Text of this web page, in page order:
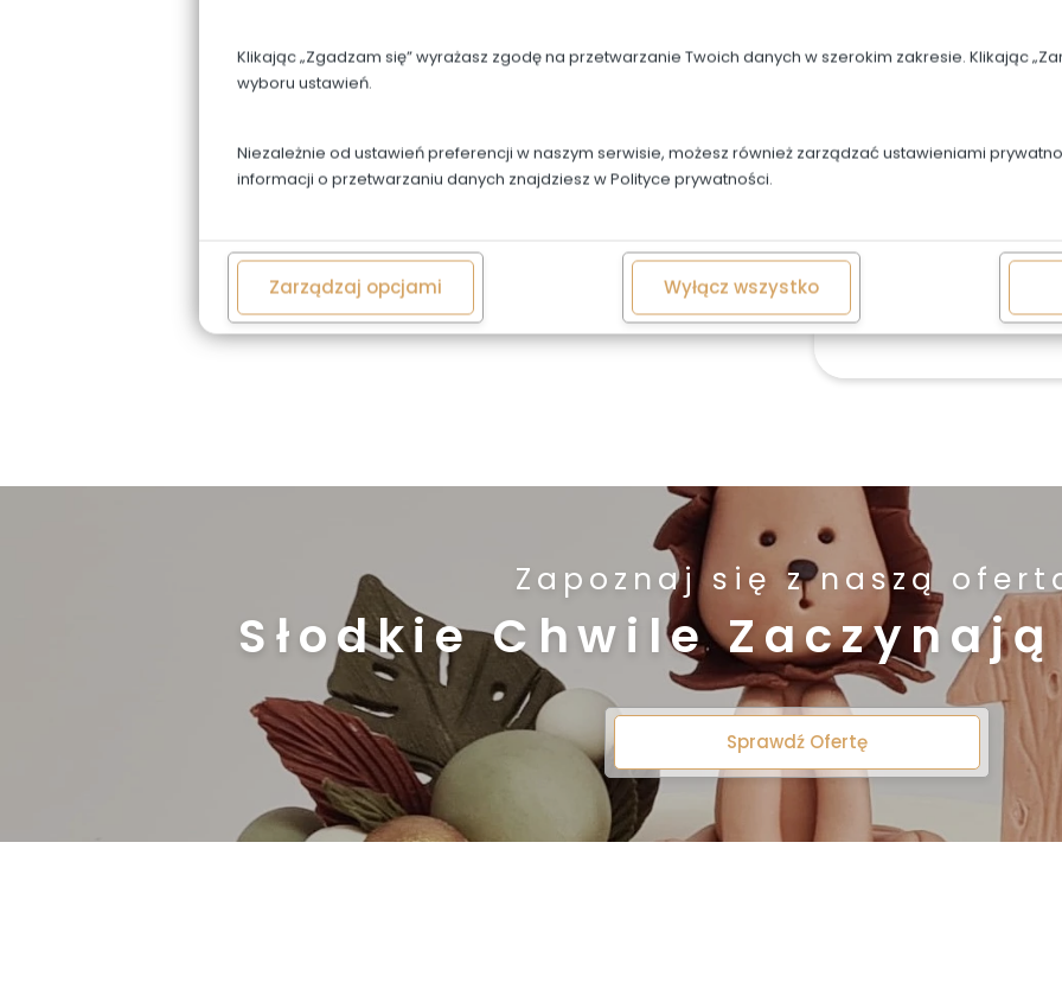
Klikając „Zgadzam się” wyrażasz zgodę na przetwarzanie Twoich danych w szerokim zakresie. Klikając
wyboru ustawień.
Niezależnie od ustawień preferencji w naszym serwisie, możesz również zarządzać ustawieniami
informacji o przetwarzaniu danych znajdziesz wPolityce prywatności.
Zarządzaj opcjami Wyłącz wszystko
Porcja waży ok 10 dag
W przypadku tortów
rozmiarze, możliwa
nami 603487707
Zapoznaj się z naszą
Słodkie Chwile
Sprawdź Ofertę